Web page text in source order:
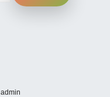
admin